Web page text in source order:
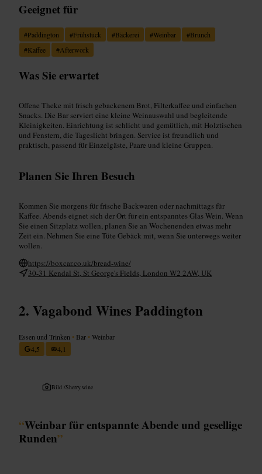
Geeignet für
#Paddington #Frühstück #Bäckerei #Weinbar #Brunch
#Kaffee #Afterwork
Was Sie erwartet
Offene Theke mit frisch gebackenem Brot, Filterkaffee und einfachen
Snacks. Die Bar serviert eine kleine Weinauswahl und begleitende
Kleinigkeiten. Einrichtung ist schlicht und gemütlich, mit Holztischen
und Fenstern, die Tageslicht bringen. Service ist freundlich und
praktisch, passend für Einzelgäste, Paare und kleine Gruppen.
Planen Sie Ihren Besuch
Kommen Sie morgens für frische Backwaren oder nachmittags für
Kaffee. Abends eignet sich der Ort für ein entspanntes Glas Wein. Wenn
Sie einen Sitzplatz wollen, planen Sie an Wochenenden etwas mehr
Zeit ein. Nehmen Sie eine Tüte Gebäck mit, wenn Sie unterwegs weiter
wollen.
https://boxcar.co.uk/bread-wine/
30-31 Kendal St, St George's Fields, London W2 2AW, UK
Vagabond Wines Paddington
Essen und Trinken • Bar •Weinbar
4,5
4,1
Bild /Sherry.wine
“Weinbar für entspannte Abende und gesellige
Runden”